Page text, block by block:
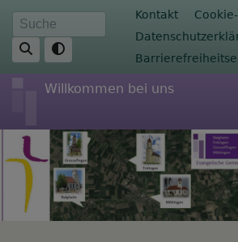
Direkt
zum
Inhalt
Suche
Kontakt
Willkommen bei uns